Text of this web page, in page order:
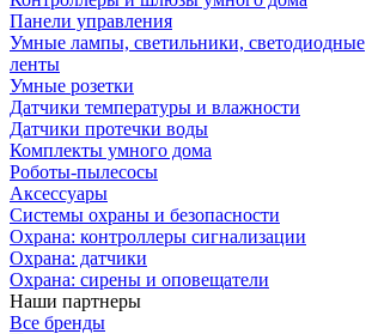
Панели управления
Умные лампы, светильники, светодиодные
ленты
Умные розетки
Датчики температуры и влажности
Датчики протечки воды
Комплекты умного дома
Роботы-пылесосы
Аксессуары
Системы охраны и безопасности
Охрана: контроллеры сигнализации
Охрана: датчики
Охрана: сирены и оповещатели
Наши партнеры
Все бренды